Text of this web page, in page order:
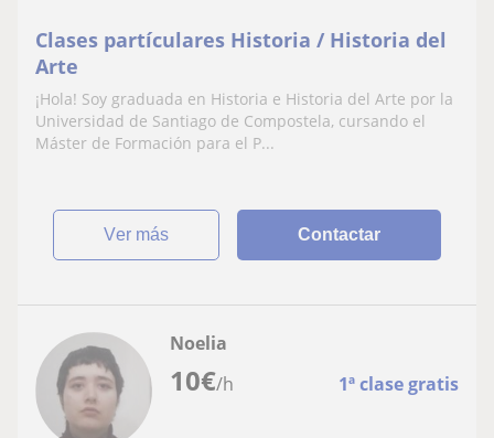
Clases partículares Historia / Historia del
Arte
¡Hola! Soy graduada en Historia e Historia del Arte por la
Universidad de Santiago de Compostela, cursando el
Máster de Formación para el P...
ver más Contactar
10€/h 1ª clase gratis
Noelia